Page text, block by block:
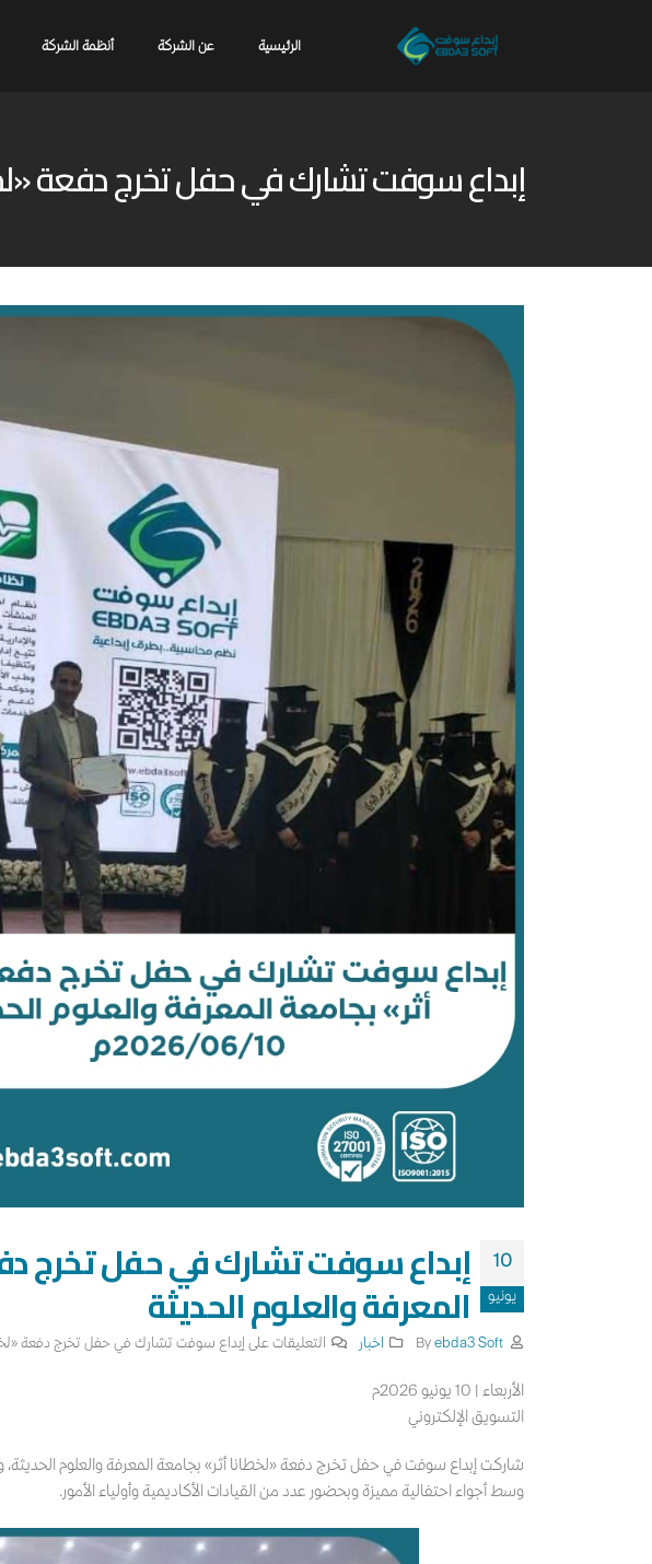
الرئيسية عن الشركة أنظمة الشركة
إبداع سوفت تشارك في حفل تخرج دفعة
10
يونيو
إبداع سوفت تشارك في حفل تخرج
المعرفة والعلوم الحديثة
ebda3 Soft اخبار التعليقات على إبداع سوفت تشارك في حفل تخرج دفعة
الأربعاء | 10 يونيو 2026م
التسويق الإلكتروني
شاركت إبداع سوفت في حفل تخرج دفعة «لخطانا أثر» بجامعة المعرفة والعلوم الحديثة،
وسط أجواء احتفالية مميزة وبحضور عدد من القيادات الأكاديمية وأولياء الأمور.